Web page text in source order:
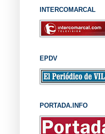
INTERCOMARCAL
EPDV
PORTADA.INFO